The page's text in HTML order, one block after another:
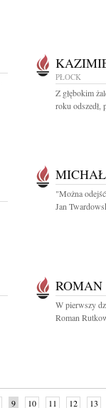
PŁOCK
Z głębokim
roku odszedł,
"Można
Jan
ROMAN
W pierwszy
Roman
9 10 11 12 13